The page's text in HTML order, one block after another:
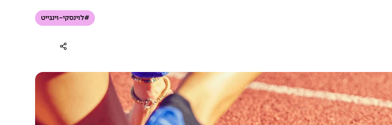
י
ם
#לוינסקי-וינגייט